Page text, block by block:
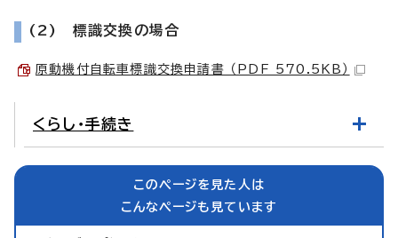
(2) 標識交換の場合
原動機付自転車標識交換申請書 （PDF 570.5KB）
くらし・手続き
このページを見た人は
こんなページも見ています